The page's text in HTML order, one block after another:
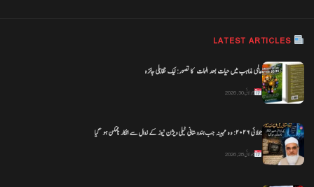
عالمی مذاہب میں حیات بعد الممات کا تصور: ایک تقابلی جائزہ
جولائی 30, 2026
جولائی ۲۰۲۶: وہ مہینہ جب ہندوستانی ٹیلی ویژن نیوز کے زوال سے انکار ناممکن ہو گیا
جولائی 28, 2026